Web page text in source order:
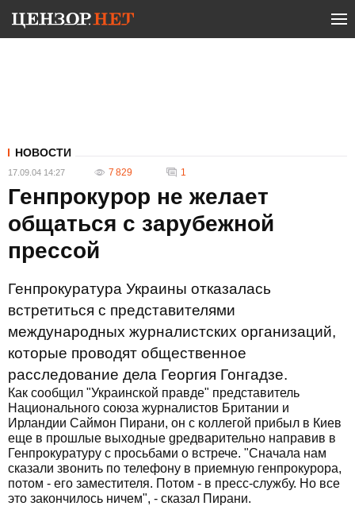
НОВОСТИ
17.09.04 14:27 7 829 1
Генпрокурор не желает
общаться с зарубежной
прессой
Генпрокуратура Украины отказалась
встретиться с представителями
международных журналистских организаций,
которые проводят общественное
расследование дела Георгия Гонгадзе.
Как сообщил "Украинской правде" представитель
Национального союза журналистов Британии и
Ирландии Саймон Пирани, он с коллегой прибыл в Киев
еще в прошлые выходные gредварительно направив в
Генпрокуратуру с просьбами о встрече. "Сначала нам
сказали звонить по телефону в приемную генпрокурора,
потом - его заместителя. Потом - в пресс-службу. Но все
это закончилось ничем", - сказал Пирани.